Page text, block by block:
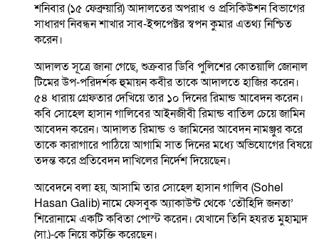
শনিবার (১৫ ফেব্রুয়ারি) আদালতের অপরাধ ও প্রসিকিউশন বিভাগের
সাধারণ নিবন্ধন শাখার সাব-ইন্সপেক্টর স্বপন কুমার এতথ্য নিশ্চিত
করেন।
আদালত সূত্রে জানা গেছে, শুক্রবার ডিবি পুলিশের কোতয়ালি জোনাল
টিমের উপ-পরিদর্শক হুমায়ন কবীর তাকে আদালতে হাজির করেন।
৫৪ ধারায় গ্রেফতার দেখিয়ে তার ১০ দিনের রিমান্ড আবেদন করেন।
কবি সোহেল হাসান গালিবের আইনজীবী রিমান্ড বাতিল চেয়ে জামিন
আবেদন করেন। আদালত রিমান্ড ও জামিনের আবেদন নামঞ্জুর করে
তাকে কারাগারে পাঠিয়ে আগামি সাত দিনের মধ্যে অভিযোগের বিষয়ে
তদন্ত করে প্রতিবেদন দাখিলের নির্দেশ দিয়েছেন।
আবেদনে বলা হয়, আসামি তার সোহেল হাসান গালিব (Sohel
Hasan Galib) নামে ফেসবুক অ্যাকাউন্ট থেকে ‘তৌহিদি জনতা’
শিরোনামে একটি কবিতা পোস্ট করেন। যেখানে তিনি হযরত মুহাম্মদ
(সা.)-কে নিয়ে কটূক্তি করেছেন।